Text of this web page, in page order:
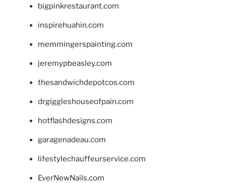
bigpinkrestaurant.com
inspirehuahin.com
memmingerspainting.com
jeremypbeasley.com
thesandwichdepotcos.com
drgiggleshouseofpain.com
hotflashdesigns.com
garagenadeau.com
lifestylechauffeurservice.com
EverNewNails.com